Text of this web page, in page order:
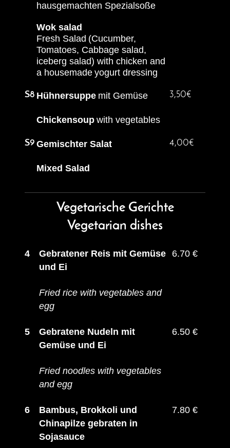
hausgemachten Spezialsoße
Wok salad
Fresh Salad (Cucumber,
Tomatoes, Cabbage salad,
iceberg salad) with chicken and
a housemade yogurt dressing
S8 Hühnersuppe mit Gemüse
Chickensoup with vegetables
3,50€
S9 Gemischter Salat
Mixed Salad
4,00€
Vegetarische Gerichte
Vegetarian dishes
4
Gebratener Reis mit Gemüse
und Ei
Fried rice with vegetables and
egg
6.70 €
5
Gebratene Nudeln mit
Gemüse und Ei
Fried noodles with vegetables
and egg
6.50 €
6
Bambus, Brokkoli und
Chinapilze gebraten in
Sojasauce
7.80 €